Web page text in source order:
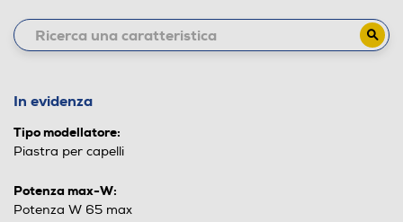
In evidenza
Tipo modellatore:
Piastra per capelli
Potenza max-W:
Potenza W 65 max